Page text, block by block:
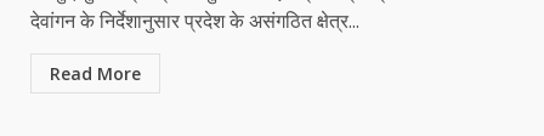
देवांगन के निर्देशानुसार प्रदेश के असंगठित क्षेत्र...
Read More